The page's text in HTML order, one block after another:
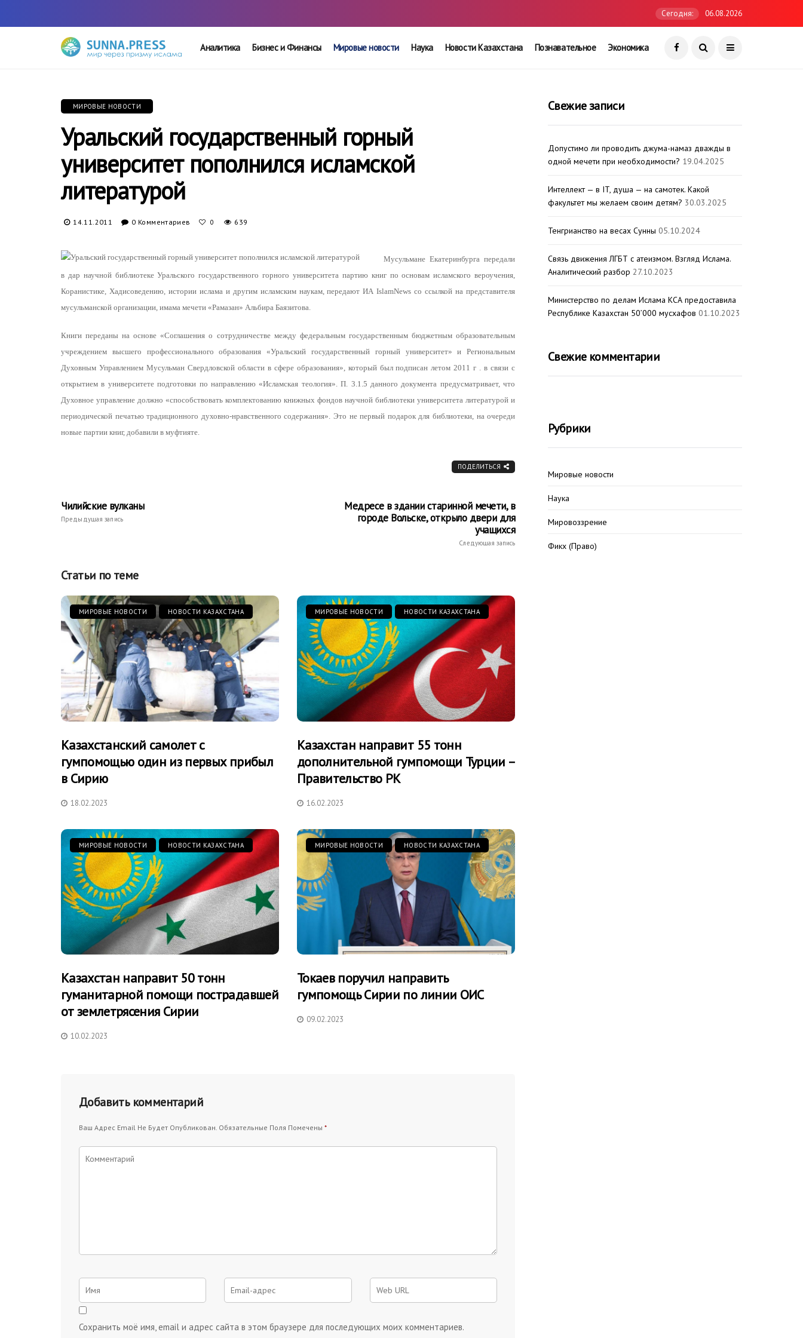
Сегодня: 06.08.2026
Аналитика Бизнес и Финансы Мировые новости Наука Новости Казахстана Познавательное Экономика
МИРОВЫЕ НОВОСТИ
Уральский государственный горный
университет пополнился исламской
литературой
14.11.2011 0 Комментариев 0 639
Мусульмане Екатеринбурга передали
в дар научной библиотеке Уральского государственного горного университета партию книг по основам исламского вероучения,
Коранистике, Хадисоведению, истории ислама и другим исламским наукам, передают ИА IslamNews со ссылкой на представителя
мусульманской организации, имама мечети «Рамазан» Альбира Баязитова.
Книги переданы на основе «Соглашения о сотрудничестве между федеральным государственным бюджетным образовательным
учреждением высшего профессионального образования «Уральский государственный горный университет» и Региональным
Духовным Управлением Мусульман Свердловской области в сфере образования», который был подписан летом 2011 г . в связи с
открытием в университете подготовки по направлению «Исламская теология». П. 3.1.5 данного документа предусматривает, что
Духовное управление должно «способствовать комплектованию книжных фондов научной библиотеки университета литературой и
периодической печатью традиционного духовно-нравственного содержания». Это не первый подарок для библиотеки, на очереди
новые партии книг, добавили в муфтияте.
ПОДЕЛИТЬСЯ
Чилийские вулканы
Предыдущая запись
Медресе в здании старинной мечети, в
городе Вольске, открыло двери для
учащихся
Следующая запись
Статьи по теме
МИРОВЫЕ НОВОСТИ НОВОСТИ КАЗАХСТАНА
Казахстанский самолет с
гумпомощью один из первых прибыл
в Сирию
18.02.2023
МИРОВЫЕ НОВОСТИ НОВОСТИ КАЗАХСТАНА
Казахстан направит 55 тонн
дополнительной гумпомощи Турции –
Правительство РК
16.02.2023
МИРОВЫЕ НОВОСТИ НОВОСТИ КАЗАХСТАНА
Казахстан направит 50 тонн
гуманитарной помощи пострадавшей
от землетрясения Сирии
10.02.2023
МИРОВЫЕ НОВОСТИ НОВОСТИ КАЗАХСТАНА
Токаев поручил направить
гумпомощь Сирии по линии ОИС
09.02.2023
Добавить комментарий
Ваш Адрес Email Не Будет Опубликован. Обязательные Поля Помечены *
Сохранить моё имя, email и адрес сайта в этом браузере для последующих моих комментариев.
Свежие записи
Допустимо ли проводить джума-намаз дважды в
одной мечети при необходимости? 19.04.2025
Интеллект — в IT, душа — на самотек. Какой
факультет мы желаем своим детям? 30.03.2025
Тенгрианство на весах Сунны 05.10.2024
Связь движения ЛГБТ с атеизмом. Взгляд Ислама.
Аналитический разбор 27.10.2023
Министерство по делам Ислама КСА предоставила
Республике Казахстан 50’000 мусхафов 01.10.2023
Свежие комментарии
Рубрики
Мировые новости
Наука
Мировоззрение
Фикх (Право)